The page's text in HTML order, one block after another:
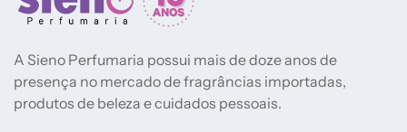
A Sieno Perfumaria possui mais de doze anos de
presença no mercado de fragrâncias importadas,
produtos de beleza e cuidados pessoais.